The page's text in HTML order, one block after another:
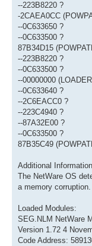
--223B8220 ?
-2CAEA0CC
--0C633650 ?
--0C633500 ?
87B34D15
--223B8220 ?
--0C633500 ?
--00000000
--0C633640 ?
--2C6EACC0 ?
--223C4940 ?
--87A32E00 ?
--0C633500 ?
87B35C49
Additional
The NetWare OS
a memory corruption.
Loaded Modules:
SEG.NLM NetWare
Version 1.72 4
Code Address: